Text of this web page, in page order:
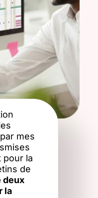
mes
pour la
de
deux
la